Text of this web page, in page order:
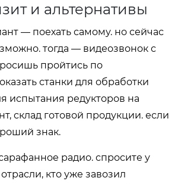
и альтернативы
— поехать самому. но сейчас
тогда — видеозвонок с
пройтись по
станки для обработки
испытания редукторов на
склад готовой продукции. если
знак.
радио. спросите у
кто уже завозил